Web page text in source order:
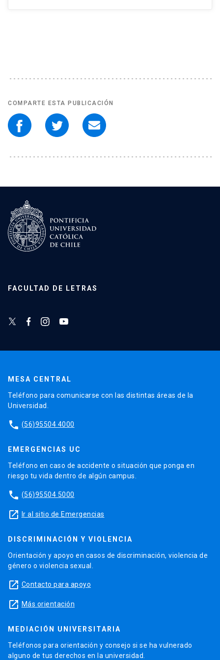
COMPARTE ESTA PUBLICACIÓN
FACULTAD DE LETRAS
MESA CENTRAL
Teléfono para comunicarse con las distintas áreas de la
Universidad.
phone (56)95504 4000
EMERGENCIAS UC
Teléfono en caso de accidente o situación que ponga en
riesgo tu vida dentro de algún campus.
phone (56)95504 5000
launch Ir al sitio de Emergencias
DISCRIMINACIÓN Y VIOLENCIA
Orientación y apoyo en casos de discriminación, violencia de
género o violencia sexual.
launch Contacto para apoyo
launch Más orientación
MEDIACIÓN UNIVERSITARIA
Teléfonos para orientación y consejo si se ha vulnerado
alguno de tus derechos en la universidad.